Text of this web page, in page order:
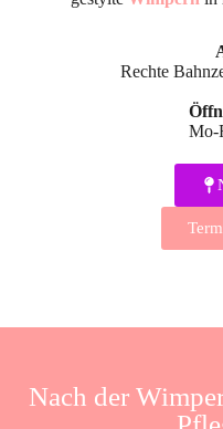
Rechte
Mo-
Nach der